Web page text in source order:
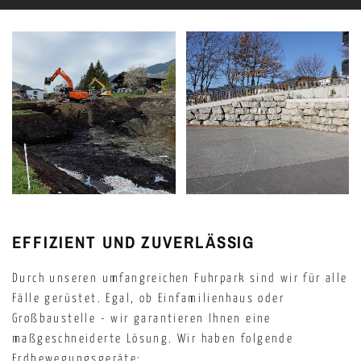
EFFIZIENT UND ZUVERLÄSSIG
Durch unseren umfangreichen Fuhrpark sind wir für alle
Fälle gerüstet. Egal, ob Einfamilienhaus oder
Großbaustelle - wir garantieren Ihnen eine
maßgeschneiderte Lösung. Wir haben folgende